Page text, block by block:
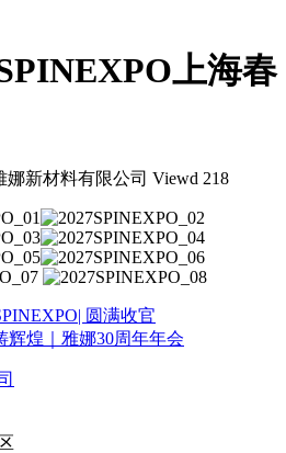
上海春
娜新材料有限公司 Viewd 218
圆满收官
辉煌｜雅娜30周年年会